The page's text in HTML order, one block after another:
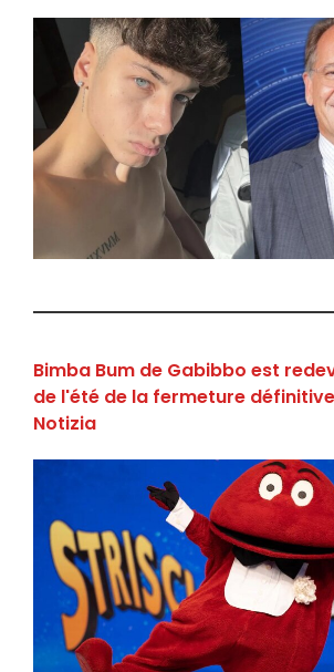
Bimba Bum de Gabibbo est
de l'été de la fermeture
Notizia